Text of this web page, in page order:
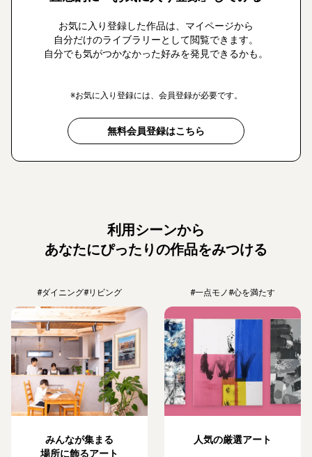
お気に入り登録した作品は、マイページから
自分だけのライブラリーとして閲覧できます。
自分でも気がつかなかった好みを発見できるかも。
※お気に入り登録には、会員登録が必要です。
無料会員登録はこちら
利用シーンから
あなたにぴったりの作品をみつける
#ダイニング#リビング
みんなが集まる
場所に飾るアート
#一点モノ#心を満たす
人気の厳選アート